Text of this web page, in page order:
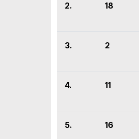
2. 18
3. 2
4. 11
5. 16